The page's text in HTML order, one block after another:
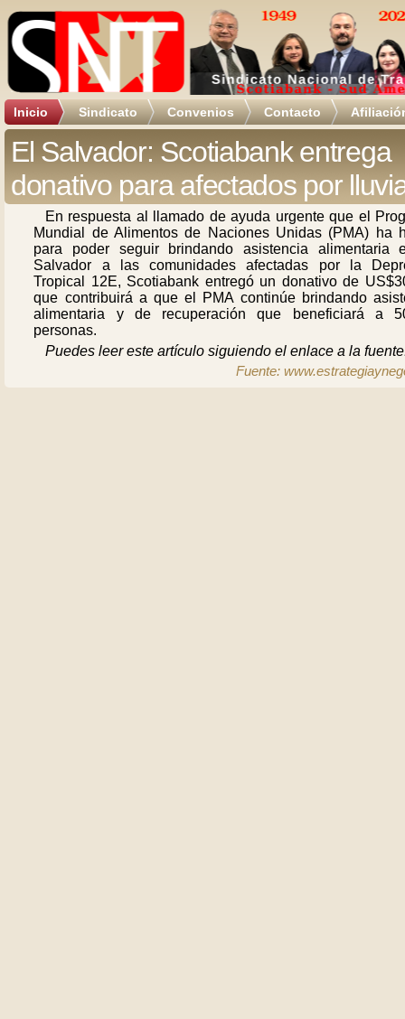
Inicio Sindicato Convenios Contacto
El Salvador: Scotiabank entrega
donativo para afectados por
En respuesta al llamado de ayuda urgente que el
Mundial de Alimentos de Naciones Unidas (PMA) ha
para poder seguir brindando asistencia alimentaria
Salvador a las comunidades afectadas por la
Tropical 12E, Scotiabank entregó un donativo de
que contribuirá a que el PMA continúe brindando
alimentaria y de recuperación que beneficiará a
personas.
Puedes leer este artículo siguiendo el enlace a la
Fuente: